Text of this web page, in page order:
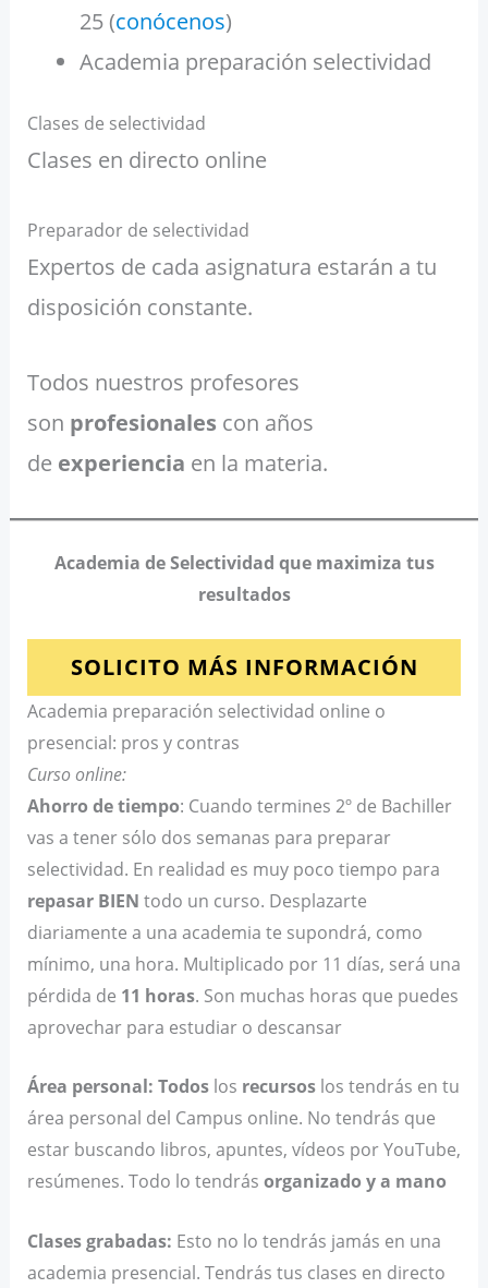
25 (conócenos)
Academia preparación selectividad
Clases de selectividad
Clases en directo online
Preparador de selectividad
Expertos de cada asignatura estarán a tu
disposición constante.
Todos nuestros profesores
son profesionales con años
de experiencia en la materia.
Academia de Selectividad que maximiza tus
resultados
SOLICITO MÁS INFORMACIÓN
Academia preparación selectividad online o
presencial: pros y contras
Curso online:
Ahorro de tiempo: Cuando termines 2º de Bachiller
vas a tener sólo dos semanas para preparar
selectividad. En realidad es muy poco tiempo para
repasar BIEN todo un curso. Desplazarte
diariamente a una academia te supondrá, como
mínimo, una hora. Multiplicado por 11 días, será una
pérdida de 11 horas. Son muchas horas que puedes
aprovechar para estudiar o descansar
Área personal: Todoslos recursoslos tendrás en tu
área personal del Campus online. No tendrás que
estar buscando libros, apuntes, vídeos por YouTube,
resúmenes. Todo lo tendrás organizado y a mano
Clases grabadas: Esto no lo tendrás jamás en una
academia presencial. Tendrás tus clases en directo